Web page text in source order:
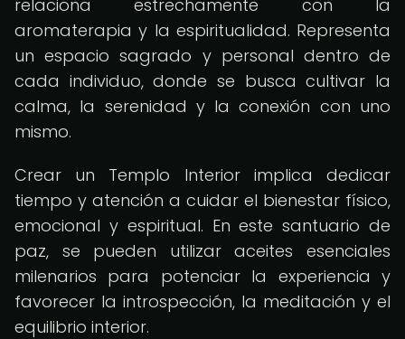
relaciona estrechamente con la
aromaterapia y la espiritualidad. Representa
un espacio sagrado y personal dentro de
cada individuo, donde se busca cultivar la
calma, la serenidad y la conexión con uno
mismo.
Crear un Templo Interior implica dedicar
tiempo y atención a cuidar el bienestar físico,
emocional y espiritual. En este santuario de
paz, se pueden utilizar aceites esenciales
milenarios para potenciar la experiencia y
favorecer la introspección, la meditación y el
equilibrio interior.